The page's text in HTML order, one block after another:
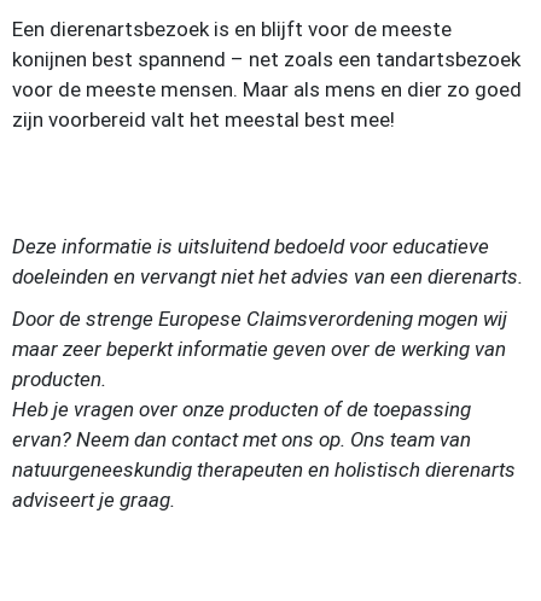
Een dierenartsbezoek is en blijft voor de meeste
konijnen best spannend – net zoals een tandartsbezoek
voor de meeste mensen. Maar als mens en dier zo goed
zijn voorbereid valt het meestal best mee!
Deze informatie is uitsluitend bedoeld voor educatieve
doeleinden en vervangt niet het advies van een dierenarts.
Door de strenge Europese Claimsverordening mogen wij
maar zeer beperkt informatie geven over de werking van
producten.
Heb je vragen over onze producten of de toepassing
ervan? Neem dan contact met ons op. Ons team van
natuurgeneeskundig therapeuten en holistisch dierenarts
adviseert je graag.